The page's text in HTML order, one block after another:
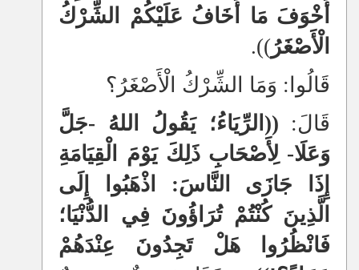
أَخْوَفَ مَا أَخَافُ عَلَيْكُمْ الشِّرْكُ
الْأَصْغَرُ)).
قَالُوا: وَمَا الشِّرْكُ الْأَصْغَرُ؟
قَالَ: ((الرِّيَاءُ؛ يَقُولُ اللهُ -جَلَّ
وَعَلَا- لِأَصْحَابِ ذَلِكَ يَوْمَ الْقِيَامَةِ
إِذَا جَازَى النَّاسَ: اذْهَبُوا إِلَى
الَّذِينَ كُنْتُمْ تُرَاؤُونَ فِي الدُّنْيَا؛
فَانْظُرُوا هَلْ تَجِدُونَ عِنْدَهُمْ